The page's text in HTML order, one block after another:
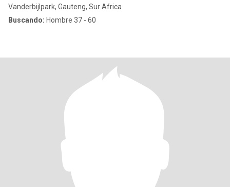
Vanderbijlpark, Gauteng, Sur Africa
Buscando: Hombre 37 - 60